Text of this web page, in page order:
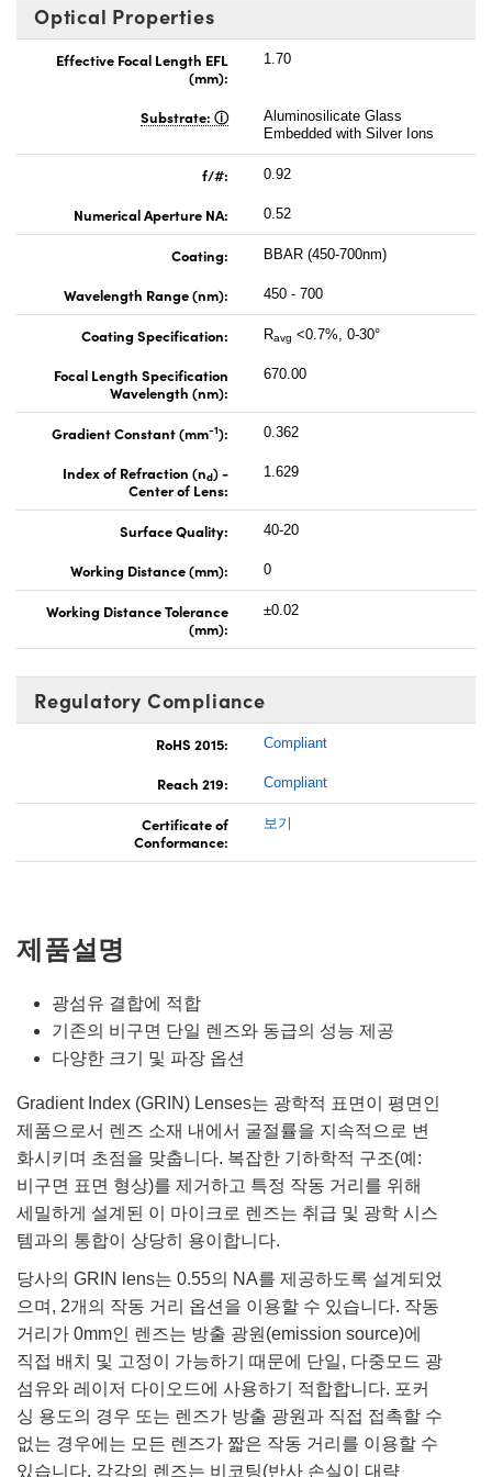
Optical Properties
Effective Focal Length EFL
(mm):
1.70
Substrate:
Aluminosilicate Glass
Embedded with Silver Ions
f/#: 0.92
Numerical Aperture NA: 0.52
Coating: BBAR (450-700nm)
Wavelength Range (nm): 450 - 700
Coating Specification: Ravg <0.7%, 0-30°
Focal Length Specification
Wavelength (nm):
670.00
Gradient Constant (mm-1): 0.362
Index of Refraction (nd) -
Center of Lens:
1.629
Surface Quality: 40-20
Working Distance (mm): 0
Working Distance Tolerance
(mm):
±0.02
Regulatory Compliance
RoHS 2015: Compliant
Reach 219: Compliant
Certificate of
Conformance:
보기
제품설명
광섬유 결합에 적합
기존의 비구면 단일 렌즈와 동급의 성능 제공
다양한 크기 및 파장 옵션
Gradient Index (GRIN) Lenses는 광학적 표면이 평면인
제품으로서 렌즈 소재 내에서 굴절률을 지속적으로 변
화시키며 초점을 맞춥니다. 복잡한 기하학적 구조(예:
비구면 표면 형상)를 제거하고 특정 작동 거리를 위해
세밀하게 설계된 이 마이크로 렌즈는 취급 및 광학 시스
템과의 통합이 상당히 용이합니다.
당사의 GRIN lens는 0.55의 NA를 제공하도록 설계되었
으며, 2개의 작동 거리 옵션을 이용할 수 있습니다. 작동
거리가 0mm인 렌즈는 방출 광원(emission source)에
직접 배치 및 고정이 가능하기 때문에 단일, 다중모드 광
섬유와 레이저 다이오드에 사용하기 적합합니다. 포커
싱 용도의 경우 또는 렌즈가 방출 광원과 직접 접촉할 수
없는 경우에는 모든 렌즈가 짧은 작동 거리를 이용할 수
있습니다. 각각의 렌즈는 비코팅(반사 손실이 대략